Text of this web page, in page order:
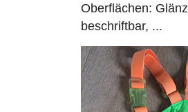
Oberflächen:
beschriftbar, ...